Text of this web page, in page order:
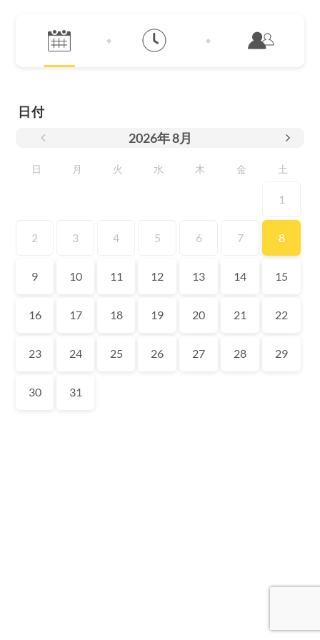
日付
2026年8月
日 月 火 水 木 金 土
1
2 3 4 5 6 7 8
9 10 11 12 13 14 15
16 17 18 19 20 21 22
23 24 25 26 27 28 29
30 31